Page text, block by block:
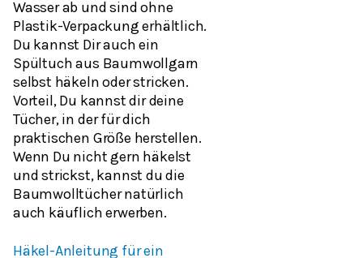
Wasser ab und sind ohne
Plastik-Verpackung erhältlich.
Du kannst Dir auch ein
Spültuch aus Baumwollgarn
selbst häkeln oder stricken.
Vorteil, Du kannst dir deine
Tücher, in der für dich
praktischen Größe herstellen.
Wenn Du nicht gern häkelst
und strickst, kannst du die
Baumwolltücher natürlich
auch käuflich erwerben.
Häkel-Anleitung für ein